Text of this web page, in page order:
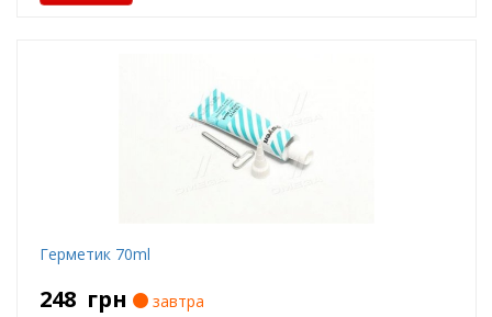
Герметик 70ml
248 грн
завтра